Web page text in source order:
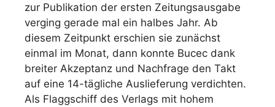
zur Publikation der ersten Zeitungsausgabe
verging gerade mal ein halbes Jahr. Ab
diesem Zeitpunkt erschien sie zunächst
einmal im Monat, dann konnte Bucec dank
breiter Akzeptanz und Nachfrage den Takt
auf eine 14-tägliche Auslieferung verdichten.
Als Flaggschiff des Verlags mit hohem